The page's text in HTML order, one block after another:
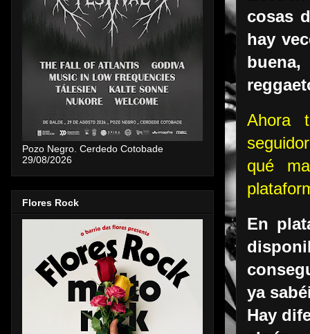
cosas
hay
Ahora
qué
En
ya
Hay
Pozo Negro. Cerdedo Cotobade
29/08/2026
Flores Rock